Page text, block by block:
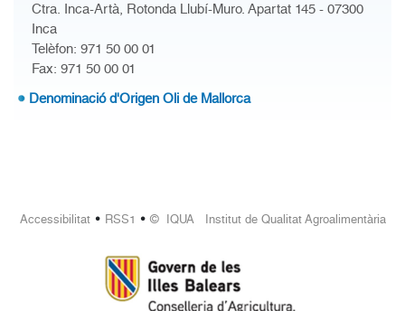
Ctra. Inca-Artà, Rotonda Llubí-Muro. Apartat 145 - 07300
Inca
Telèfon: 971 50 00 01
Fax: 971 50 00 01
Denominació d'Origen Oli de Mallorca
Accessibilitat• RSS1 • © IQUA Institut de Qualitat Agroalimentària